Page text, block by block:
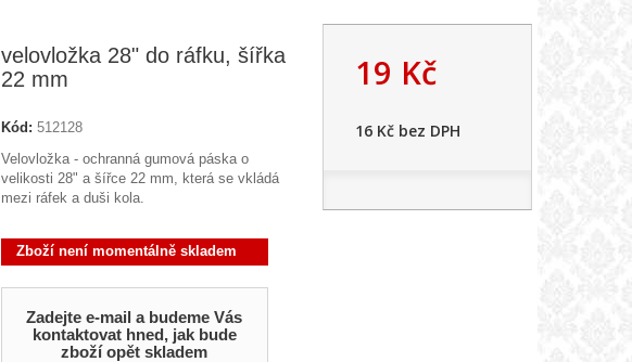
velovložka 28" do ráfku, šířka
22 mm
Kód: 512128
Velovložka - ochranná gumová páska o
velikosti 28" a šířce 22 mm, která se vkládá
mezi ráfek a duši kola.
Zboží není momentálně skladem
Zadejte e-mail a budeme Vás
kontaktovat hned, jak bude
zboží opět skladem
19 Kč
16 Kč bez DPH